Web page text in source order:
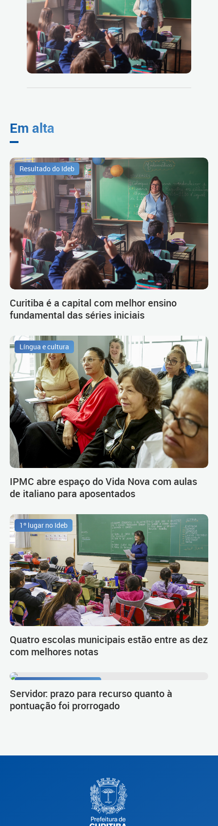
Em alta
Resultado do Ideb
Curitiba é a capital com melhor ensino
fundamental das séries iniciais
Língua e cultura
IPMC abre espaço do Vida Nova com aulas
de italiano para aposentados
1º lugar no Ideb
Quatro escolas municipais estão entre as dez
com melhores notas
Servidor: prazo para recurso quanto à
pontuação foi prorrogado